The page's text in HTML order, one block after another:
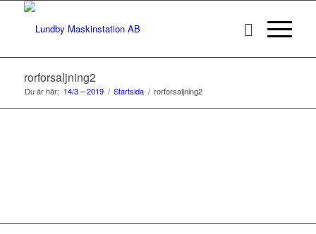
rorforsaljning2
Du är här: 14/3 – 2019 / Startsida / rorforsaljning2